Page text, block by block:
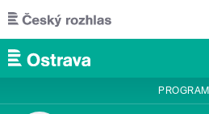
Přejít k hlavnímu obsahu
PROGRAM